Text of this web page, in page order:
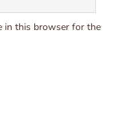
in this browser for the